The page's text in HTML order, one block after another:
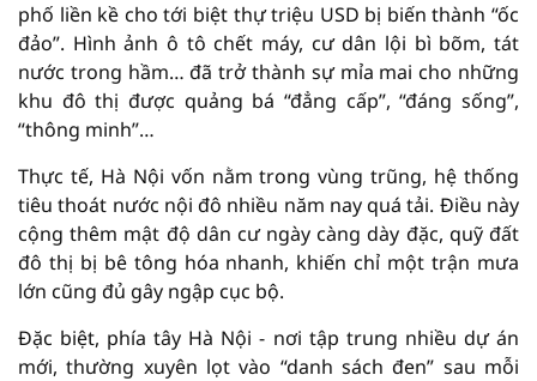
phố liền kề cho tới biệt thự triệu USD bị biến thành “ốc
đảo”. Hình ảnh ô tô chết máy, cư dân lội bì bõm, tát
nước trong hầm… đã trở thành sự mỉa mai cho những
khu đô thị được quảng bá “đẳng cấp”, “đáng sống”,
“thông minh”…
Thực tế, Hà Nội vốn nằm trong vùng trũng, hệ thống
tiêu thoát nước nội đô nhiều năm nay quá tải. Điều này
cộng thêm mật độ dân cư ngày càng dày đặc, quỹ đất
đô thị bị bê tông hóa nhanh, khiến chỉ một trận mưa
lớn cũng đủ gây ngập cục bộ.
Đặc biệt, phía tây Hà Nội - nơi tập trung nhiều dự án
mới, thường xuyên lọt vào “danh sách đen” sau mỗi